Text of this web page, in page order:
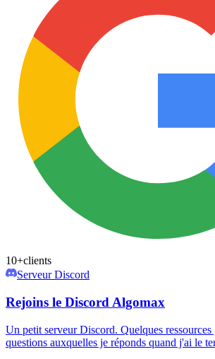
10+clients
Serveur Discord
Rejoins le Discord Algomax
Un petit serveur Discord. Quelques ressources
questions auxquelles je réponds quand j'ai le